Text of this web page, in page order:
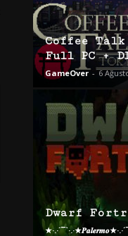
Coffee
Full PC +
GameOver - 6
Dwarf